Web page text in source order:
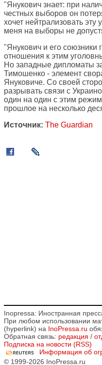
"Янукович знает: при
честных выборов он
хочет нейтрализовать эту
меня на выборы не
"Янукович и его союзники
отношения к этим
Но западные дипломаты
Тимошенко - элемент
Януковиче. Со своей
разрывать связи с
один на один с этим
прошлое на несколько
Источник: The Guardian
Inopressa: Иностранная
При любом использовании
(hyperlink) на InoPressa.ru
Обратная связь: редакция /
Подписка на новости (RSS)
Информация об
© 1999-2026 InoPressa.ru